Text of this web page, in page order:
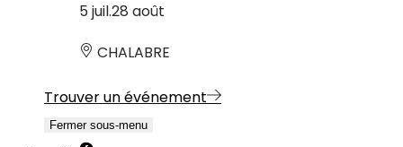
5 juil.28 août
CHALABRE
Trouver un événement
Fermer sous-menu